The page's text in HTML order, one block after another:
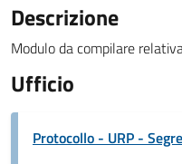
Descrizione
Modulo da compilare
Ufficio
Protocollo - URP -